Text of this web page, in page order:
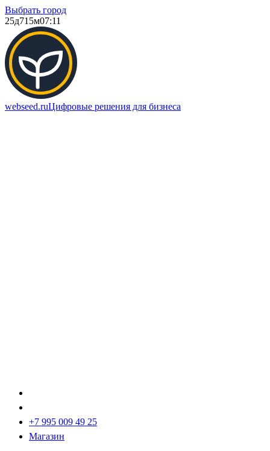
Выбрать город
25д715м07:11
webseed.ruЦифровые решения для бизнеса
+7 995 009 49 25
Магазин